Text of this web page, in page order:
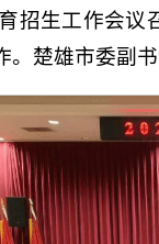
招生工作会
。楚雄市委副